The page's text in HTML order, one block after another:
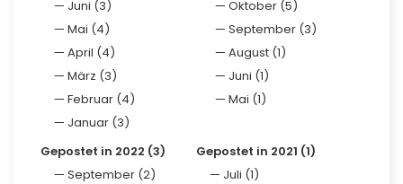
Juni (3)
Mai (4)
April (4)
März (3)
Februar (4)
Januar (3)
Oktober (5)
September (3)
August (1)
Juni (1)
Mai (1)
Gepostet in 2022 (3)
September (2)
Gepostet in 2021 (1)
Juli (1)